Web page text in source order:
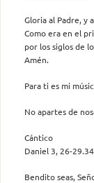
Gloria al Padre, y
Como era en el
por los siglos de
Amén.
Para ti es mi
No apartes de
Cántico
Daniel 3, 26-
Bendito seas,